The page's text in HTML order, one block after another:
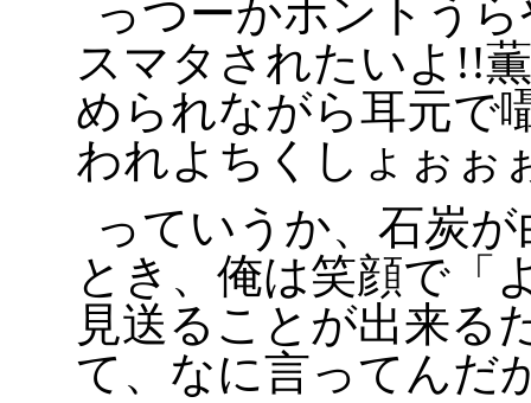
っつーかホントう
スマタされたいよ!!
められながら耳元で
われよちくしょぉぉ
っていうか、石炭
とき、俺は笑顔で「
見送ることが出来
て、なに言ってんだ